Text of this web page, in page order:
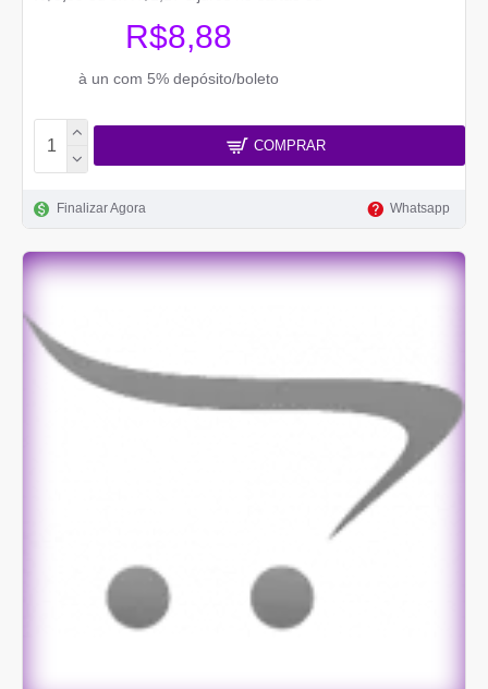
R$8,88
à un com 5% depósito/boleto
COMPRAR
Finalizar Agora Whatsapp